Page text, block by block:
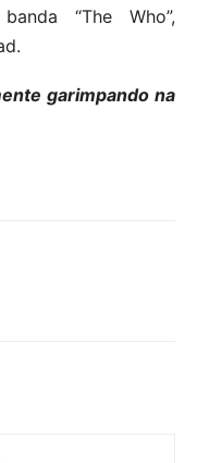
“The Who”,
garimpando na